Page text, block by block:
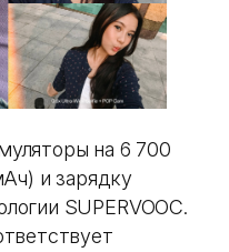
на 6 700
и зарядку
SUPERVOOC.